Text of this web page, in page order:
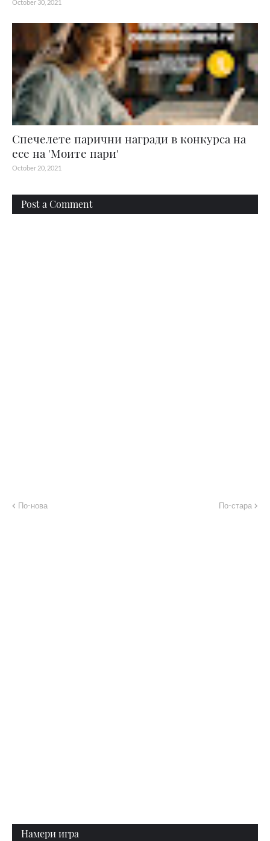
October 30, 2021
Спечелете парични награди в конкурса на
есе на 'Моите пари'
October 20, 2021
Post a Comment
По-нова По-стара
Намери игра